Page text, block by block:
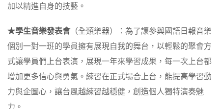
加以精進自身的技藝。
★學生音樂發表會（全類樂器）：為了讓參與國語日報音樂
個別一對一班的學員擁有展現自我的舞台，以輕鬆的聚會方
式讓學員們上台表演，展現一年來學習成果，每一次上台都
增加更多信心與勇氣。練習在正式場合上台，能提高學習動
力與企圖心，讓台風越練習越穩健，創造個人獨特演奏魅
力。